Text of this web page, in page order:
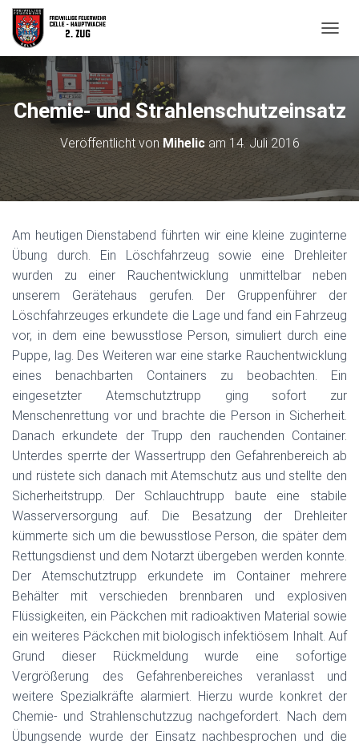
A
G
A
U
C
H
T
E
N
Chemie- und Strahlenschutzeinsatz
Veröffentlicht von Mihelicam 14. Juli 2016
Am heutigen Dienstabend führten wir eine kleine zuginterne
Übung durch. Ein Löschfahrzeug sowie eine Drehleiter
wurden zu einer Rauchentwicklung unmittelbar neben
unserem Gerätehaus gerufen. Der Gruppenführer der
Löschfahrzeuges erkundete die Lage und fand ein Fahrzeug
vor, in dem eine bewusstlose Person, simuliert durch eine
Puppe, lag. Des Weiteren war eine starke Rauchentwicklung
eines benachbarten Containers zu beobachten. Ein
eingesetzter Atemschutztrupp ging sofort zur
Menschenrettung vor und brachte die Person in Sicherheit.
Danach erkundete der Trupp den rauchenden Container.
Unterdes sperrte der Wassertrupp den Gefahrenbereich ab
und rüstete sich danach mit Atemschutz aus und stellte den
Sicherheitstrupp. Der Schlauchtrupp baute eine stabile
Wasserversorgung auf. Die Besatzung der Drehleiter
kümmerte sich um die bewusstlose Person, die später dem
Rettungsdienst und dem Notarzt übergeben werden konnte.
Der Atemschutztrupp erkundete im Container mehrere
Behälter mit verschieden brennbaren und explosiven
Flüssigkeiten, ein Päckchen mit radioaktiven Material sowie
ein weiteres Päckchen mit biologisch infektiösem Inhalt. Auf
Grund dieser Rückmeldung wurde eine sofortige
Vergrößerung des Gefahrenbereiches veranlasst und
weitere Spezialkräfte alarmiert. Hierzu wurde konkret der
Chemie- und Strahlenschutzzug nachgefordert. Nach dem
Übungsende wurde der Einsatz nachbesprochen und die